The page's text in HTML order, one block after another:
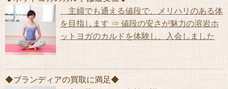
主婦でも通える値段で、メリハリのある体
を目指します ⇒ 値段の安さが魅力の溶岩ホ
ットヨガのカルドを体験し、入会しました
◆ブランディアの買取に満足◆